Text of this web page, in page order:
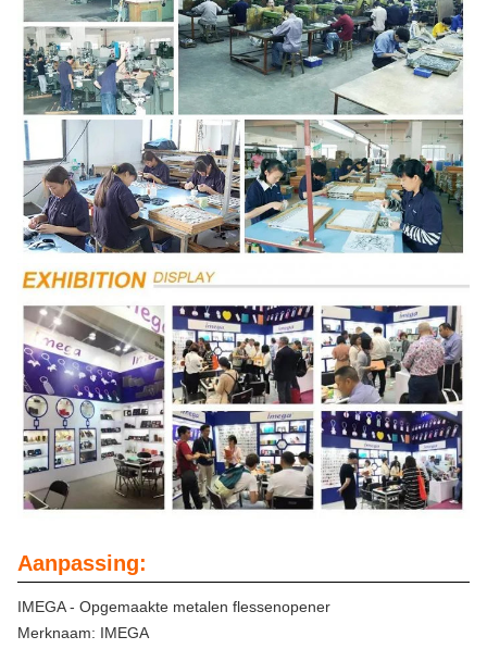
Aanpassing:
IMEGA - Opgemaakte metalen flessenopener
Merknaam: IMEGA